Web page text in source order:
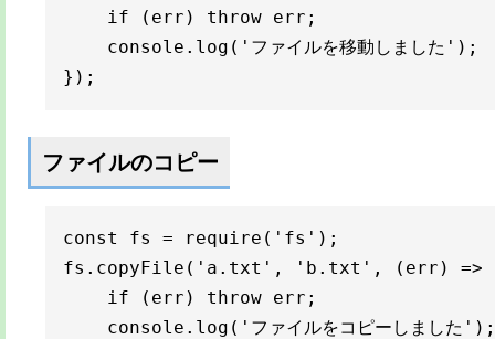
    if (err) throw err;
    console.log('ファイルを移動しました');
});
ファイルのコピー
const fs = require('fs');
fs.copyFile('a.txt', 'b.txt', (err) =>
    if (err) throw err;
    console.log('ファイルをコピーしました');